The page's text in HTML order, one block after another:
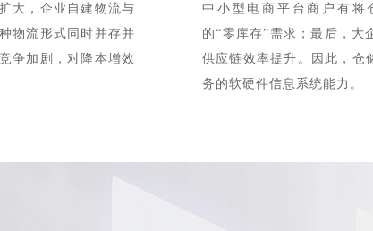
大，企业自建物流与
物流形式同时并存并
争加剧，对降本增效
中小型电商平台商户有将
的“零库存”需求；最后，大
供应链效率提升。因此，仓
务的软硬件信息系统能力。